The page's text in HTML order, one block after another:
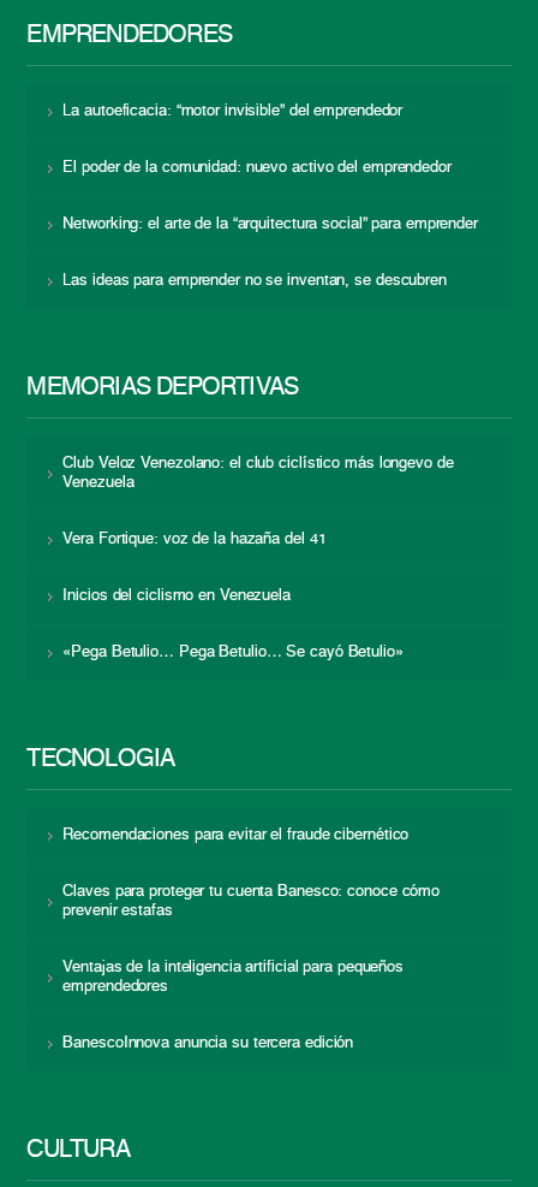
EMPRENDEDORES
La autoeficacia: “motor invisible” del emprendedor
El poder de la comunidad: nuevo activo del emprendedor
Networking: el arte de la “arquitectura social” para emprender
Las ideas para emprender no se inventan, se descubren
MEMORIAS DEPORTIVAS
Club Veloz Venezolano: el club ciclístico más longevo de
Venezuela
Vera Fortique: voz de la hazaña del 41
Inicios del ciclismo en Venezuela
«Pega Betulio… Pega Betulio… Se cayó Betulio»
TECNOLOGÍA
Recomendaciones para evitar el fraude cibernético
Claves para proteger tu cuenta Banesco: conoce cómo
prevenir estafas
Ventajas de la inteligencia artificial para pequeños
emprendedores
BanescoInnova anuncia su tercera edición
CULTURA